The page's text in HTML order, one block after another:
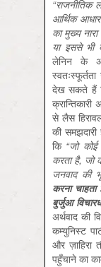
“राजनीतिक
आर्थिक आधार
का मुख्य नारा
या इससे भी
लेनिन के
देख सकते हैं
क्रान्तिकारी
से लैस
की
कि “जो कोई
करता है, जो
जनवाद की
करना चाहता
बुर्जुआ
अर्थवाद की
कम्युनिस्ट
और ज़ाहिरा
पहुँचाने का